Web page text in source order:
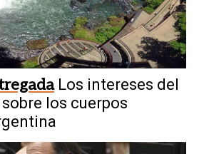
Los intereses del
los cuerpos